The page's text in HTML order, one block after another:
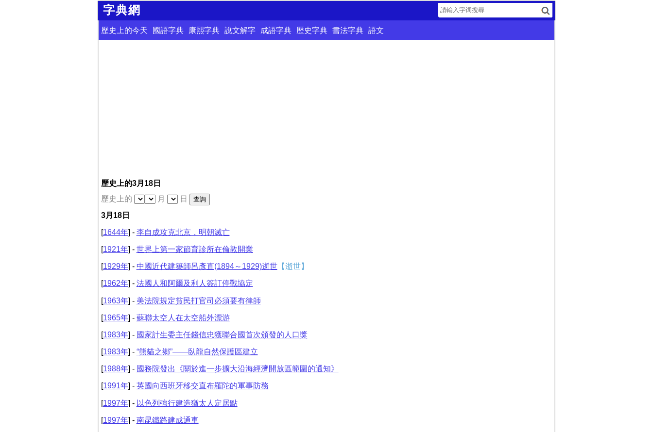
字典網
歷史上的今天 國語字典 康熙字典 說文解字 成語字典 歷史字典 書法字典 語文
歷史上的3月18日
歷史上的
月
日
3月18日
[1644年] - 李自成攻克北京，明朝滅亡
[1921年] - 世界上第一家節育診所在倫敦開業
[1929年] - 中國近代建築師呂彥直(1894～1929)逝世【逝世】
[1962年] - 法國人和阿爾及利人簽訂停戰協定
[1963年] - 美法院規定貧民打官司必須要有律師
[1965年] - 蘇聯太空人在太空船外漂游
[1983年] - 國家計生委主任錢信忠獲聯合國首次頒發的人口獎
[1983年] - “熊貓之鄉”——臥龍自然保護區建立
[1988年] - 國務院發出《關於進一步擴大沿海經濟開放區範圍的通知》
1991年] - 英國向西班牙移交直布羅陀的軍事防務
[1997年] - 以色列強行建造猶太人定居點
[1997年] - 南昆鐵路建成通車